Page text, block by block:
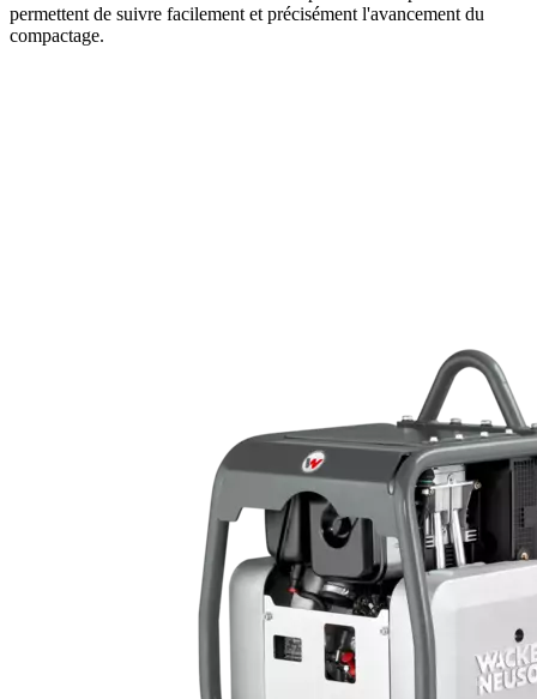
permettent de suivre facilement et précisément l'avancement du
compactage.